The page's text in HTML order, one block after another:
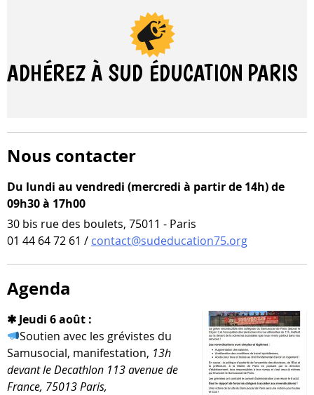
ADHÉREZ À SUD ÉDUCATION PARIS
Nous contacter
Du lundi au vendredi (mercredi à partir de 14h) de
09h30 à 17h00
30 bis rue des boulets, 75011 - Paris
01 44 64 72 61 / contact@sudeducation75.org
Agenda
✱ Jeudi 6 août :
Soutien avec les gré­vistes du
Samusocial, mani­fes­ta­tion, 13h
devant le Decathlon 113 ave­nue de
France, 75013 Paris,